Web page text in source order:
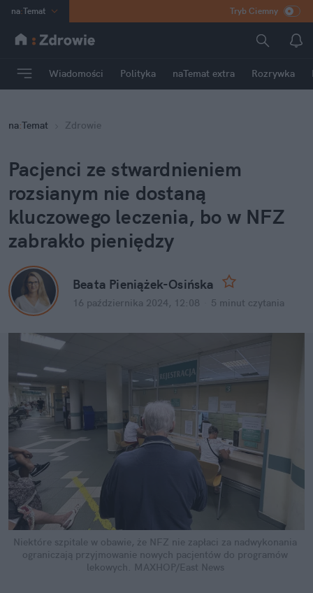
na:Temat
INN Poland
mama
Rozrywka
Tryb Ciemny
Wiadomości Polityka naTemat extra Rozrywka
na:Temat Zdrowie
Pacjenci ze stwardnieniem
rozsianym nie dostaną
kluczowego leczenia, bo w NFZ
zabrakło pieniędzy
Beata Pieniążek-Osińska
16 października 2024, 12:08 5 minut czytania
Niektóre szpitale w obawie, że NFZ nie zapłaci za nadwykonania
ograniczają przyjmowanie nowych pacjentów do programów
lekowych. MAXHOP/East News